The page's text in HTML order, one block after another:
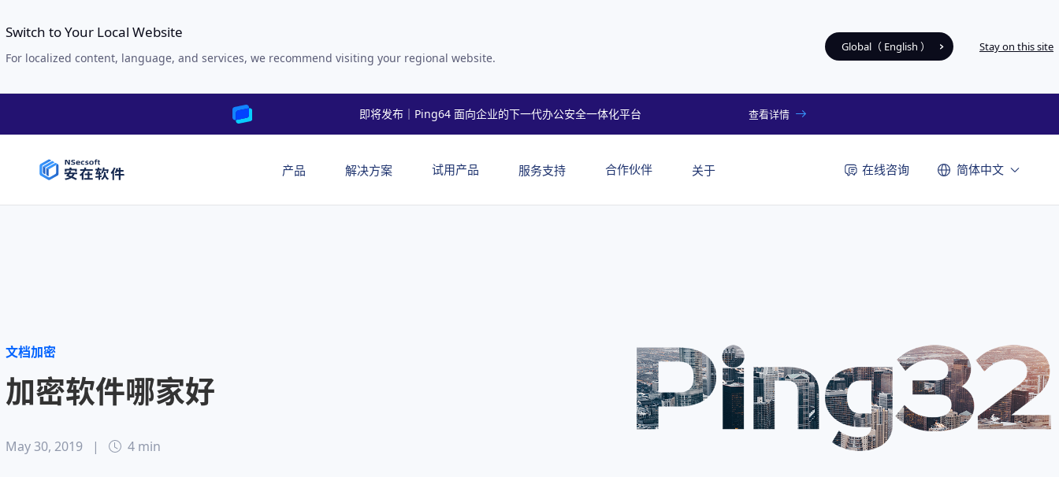
Switch to Your Local Website
For localized content, language, and services, we recommend visiting your regional website.
Global（ English ） Stay on this site
即将发布｜Ping64 面向企业的下一代办公安全一体化平台 查看详情
产品 解决方案 试用产品 服务支持 合作伙伴 关于 在线咨询 简体中文
文档加密
加密软件哪家好
May 30, 2019 | 4 min